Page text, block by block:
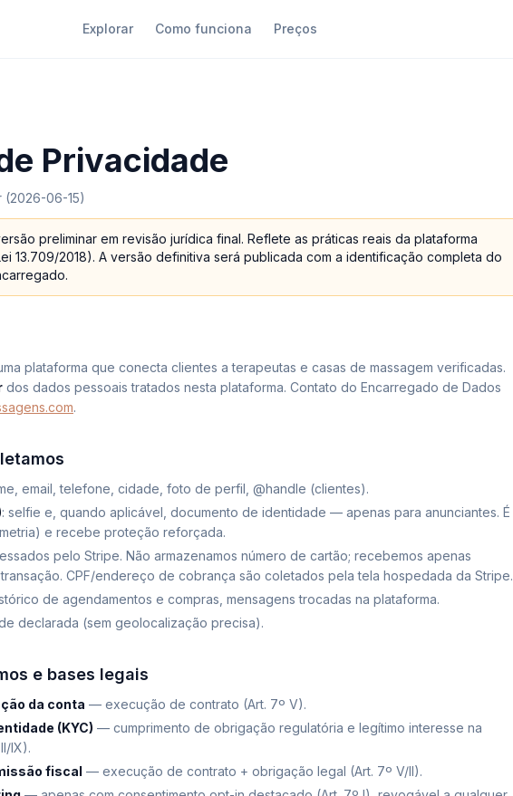
Explorar Como funciona Preços
Privacidade
(2026-06-15)
preliminar em revisão jurídica final. Reflete as práticas reais da plataforma
13.709/2018). A versão definitiva será publicada com a identificação completa do
plataforma que conecta clientes a terapeutas e casas de massagem verificadas.
dos dados pessoais tratados nesta plataforma. Contato do Encarregado de Dados
.
email, telefone, cidade, foto de perfil, @handle (clientes).
: selfie e, quando aplicável, documento de identidade — apenas para anunciantes. É
e recebe proteção reforçada.
pelo Stripe. Não armazenamos número de cartão; recebemos apenas
CPF/endereço de cobrança são coletados pela tela hospedada da Stripe.
de agendamentos e compras, mensagens trocadas na plataforma.
declarada (sem geolocalização precisa).
e bases legais
da conta — execução de contrato (Art. 7º V).
(KYC) — cumprimento de obrigação regulatória e legítimo interesse na
IX).
fiscal — execução de contrato + obrigação legal (Art. 7º V/II).